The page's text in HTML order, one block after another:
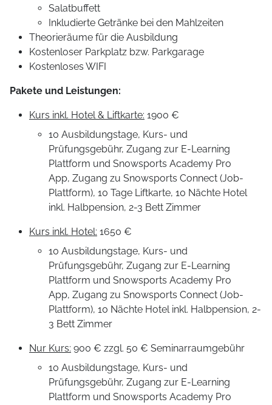
Salatbuffett
Inkludierte Getränke bei den Mahlzeiten
Theorieräume für die Ausbildung
Kostenloser Parkplatz bzw. Parkgarage
Kostenloses WIFI
Pakete und Leistungen:
Kurs inkl. Hotel & Liftkarte: 1900 €
10 Ausbildungstage, Kurs- und
Prüfungsgebühr, Zugang zur E-Learning
Plattform und Snowsports Academy Pro
App, Zugang zu Snowsports Connect (Job-
Plattform), 10 Tage Liftkarte, 10 Nächte Hotel
inkl. Halbpension, 2-3 Bett Zimmer
Kurs inkl. Hotel: 1650 €
10 Ausbildungstage, Kurs- und
Prüfungsgebühr, Zugang zur E-Learning
Plattform und Snowsports Academy Pro
App, Zugang zu Snowsports Connect (Job-
Plattform), 10 Nächte Hotel inkl. Halbpension, 2-
3 Bett Zimmer
Nur Kurs: 900 € zzgl. 50 € Seminarraumgebühr
10 Ausbildungstage, Kurs- und
Prüfungsgebühr, Zugang zur E-Learning
Plattform und Snowsports Academy Pro